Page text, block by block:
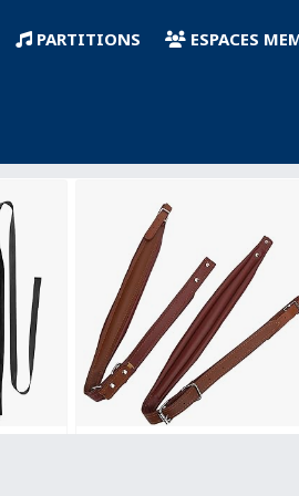
PARTITIONS ESPACES